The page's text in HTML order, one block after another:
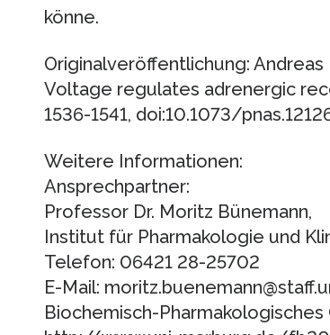
könne.
Originalveröffentlichung: Andreas
Voltage regulates adrenergic
1536-1541, doi:10.1073/
Weitere Informationen:
Ansprechpartner:
Professor Dr. Moritz Bünemann,
Institut für Pharmakologie und
Telefon: 06421 28-25702
E-Mail:
Biochemisch-